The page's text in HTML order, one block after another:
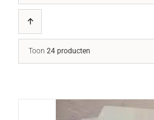
Toon 24 producten